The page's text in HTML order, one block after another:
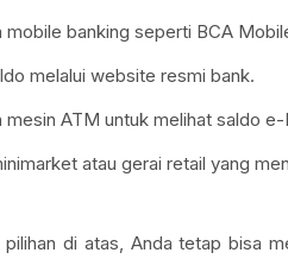
mobile banking seperti BCA
melalui website resmi bank.
mesin ATM untuk melihat saldo
atau gerai retail yang
pilihan di atas, Anda tetap bisa